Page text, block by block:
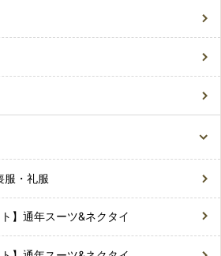
服・礼服
】通年スーツ&ネクタイ